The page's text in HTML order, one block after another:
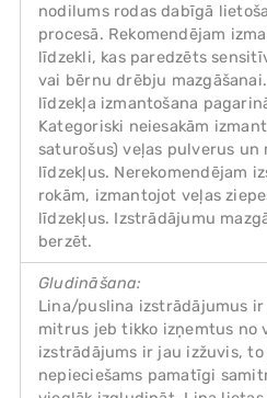
nodilums rodas dabīgā
procesā. Rekomendējam
līdzekli, kas paredzēts
vai bērnu drēbju
līdzekļa izmantošana
Kategoriski neiesakām
saturošus) veļas pulverus un
līdzekļus. Nerekomendējam
rokām, izmantojot veļas
līdzekļus. Izstrādājumu
berzēt.
Gludināšana:
Lina/puslina izstrādājumus
mitrus jeb tikko izņemtus no
izstrādājums ir jau izžuvis,
nepieciešams pamatīgi